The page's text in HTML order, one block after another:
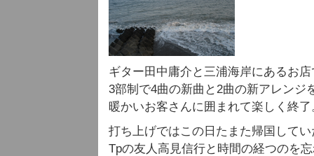
ギター田中庸介と三浦海岸にあるお
3部制で4曲の新曲と2曲の新アレンジ
暖かいお客さんに囲まれて楽しく終了
打ち上げではこの日たまた帰国してい
Tpの友人高見信行と時間の経つのを